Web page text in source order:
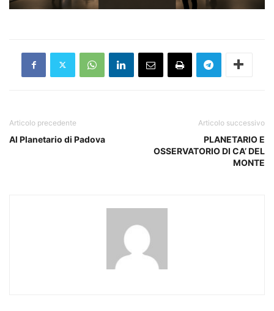
Articolo precedente
Al Planetario di Padova
Articolo successivo
PLANETARIO E
OSSERVATORIO DI CA’ DEL
MONTE